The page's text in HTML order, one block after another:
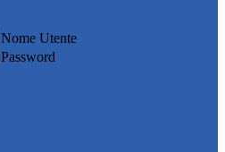
Nome Utente
Password